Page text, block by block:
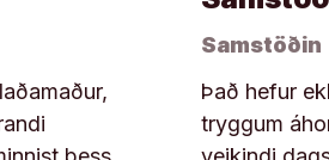
Samstöðin
Það hefur
tryggum